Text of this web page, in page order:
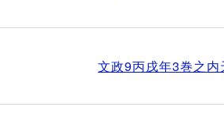
文政9丙戌年3巻之